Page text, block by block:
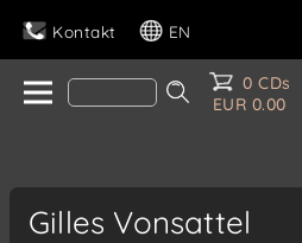
Kontakt EN
0 CDs
EUR 0.00
Gilles Vonsattel